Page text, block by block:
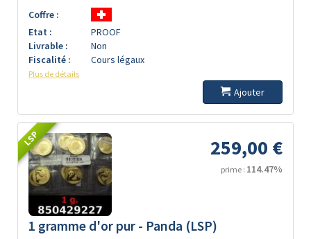
Coffre :
Etat :
PROOF
Livrable :
Non
Fiscalité :
Cours légaux
Plus de détails
Ajouter
LSP 259,00 €
prime : 114.47%
1 gramme d'or pur - Panda (LSP)